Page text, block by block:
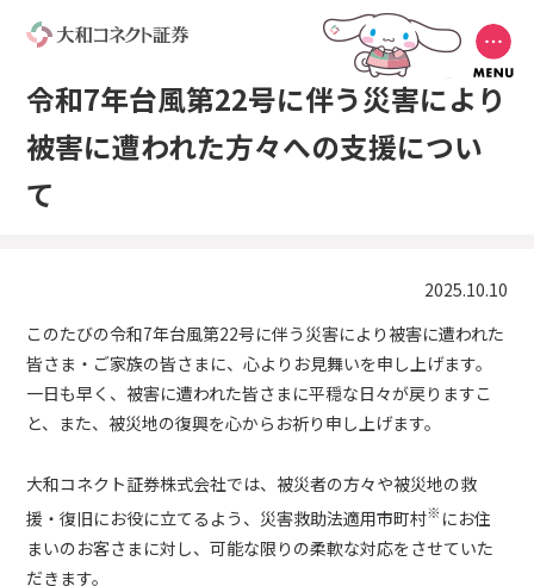
令和7年台風第22号に伴う災害により
被害に遭われた方々への支援につい
て
2025.10.10
このたびの令和7年台風第22号に伴う災害により被害に遭われた
皆さま・ご家族の皆さまに、心よりお見舞いを申し上げます。
一日も早く、被害に遭われた皆さまに平穏な日々が戻りますこ
と、また、被災地の復興を心からお祈り申し上げます。
大和コネクト証券株式会社では、被災者の方々や被災地の救
援・復旧にお役に立てるよう、災害救助法適用市町村※ にお住
まいのお客さまに対し、可能な限りの柔軟な対応をさせていた
だきます。